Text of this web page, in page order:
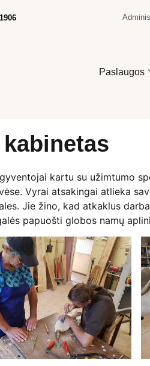
Paslaugos
kartu su užimtumo
Vyrai atsakingai atlieka
Jie žino, kad atkaklus
papuošti globos namų